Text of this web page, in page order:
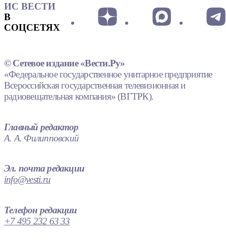
ИС ВЕСТИ
В
СОЦСЕТЯХ
© Сетевое издание «Вести.Ру»
«Федеральное государственное унитарное предприятие
Всероссийская государственная телевизионная и
радиовещательная компания» (ВГТРК).
Главный редактор
А. А. Филипповский
Эл. почта редакции
info@vesti.ru
Телефон редакции
+7 495 232 63 33